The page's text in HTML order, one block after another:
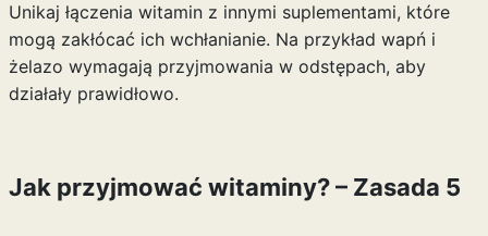
Unikaj łączenia witamin z innymi suplementami, które
mogą zakłócać ich wchłanianie. Na przykład wapń i
żelazo wymagają przyjmowania w odstępach, aby
działały prawidłowo.
Jak przyjmować witaminy? – Zasada 5